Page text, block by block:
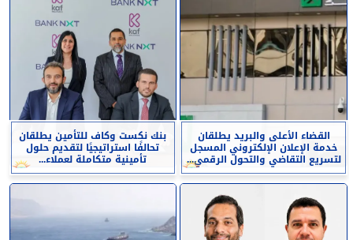
القضاء الأعلى والبريد يطلقان
خدمة الإعلان الإلكتروني المسجل
لتسريع التقاضي والتحول الرقمي...
بنك نكست وكاف للتأمين يطلقان
تحالفًا استراتيجيًا لتقديم حلول
تأمينية متكاملة لعملاء...